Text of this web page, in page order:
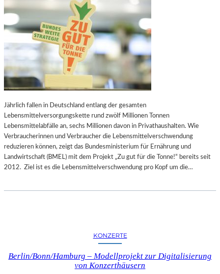
Jährlich fallen in Deutschland entlang der gesamten
Lebensmittelversorgungskette rund zwölf Millionen Tonnen
Lebensmittelabfälle an, sechs Millionen davon in Privathaushalten. Wie
Verbraucherinnen und Verbraucher die Lebensmittelverschwendung
reduzieren können, zeigt das Bundesministerium für Ernährung und
Landwirtschaft (BMEL) mit dem Projekt „Zu gut für die Tonne!“ bereits seit
2012. Ziel ist es die Lebensmittelverschwendung pro Kopf um die…
KONZERTE
Berlin/Bonn/Hamburg – Modellprojekt zur Digitalisierung
von Konzerthäusern